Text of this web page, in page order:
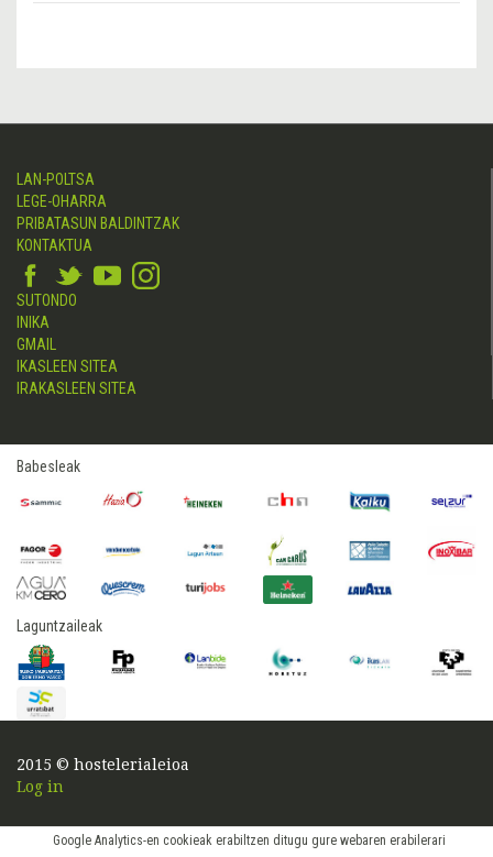
Google Analytics-en cookieak erabiltzen ditugu gure webaren erabilerari
LAN-POLTSA
LEGE-OHARRA
PRIBATASUN BALDINTZAK
KONTAKTUA
SUTONDO
INIKA
GMAIL
IKASLEEN SITEA
IRAKASLEEN SITEA
Babesleak
Laguntzaileak
2015 © hostelerialeioa
Log in